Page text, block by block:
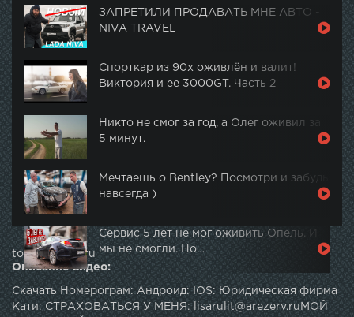
ЗАПРЕТИЛИ ПРОДАВАТЬ МНЕ АВТО -
NIVA TRAVEL
Спорткар из 90х оживлён и валит!
Виктория и ее 3000GT. Часть 2
Никто не смог за год, а Олег оживил за
5 минут.
Мечтаешь о Bentley? Посмотри и забудь
навсегда )
Сервис 5 лет не мог оживить Опель. И
мы не смогли. Но…
topautotube.ru
Описание видео:
Скачать Номерограм: Андроид: IOS: Юридическая фирма
Кати: СТРАХОВАТЬСЯ У МЕНЯ: lisarulit@arezerv.ruМОЙ